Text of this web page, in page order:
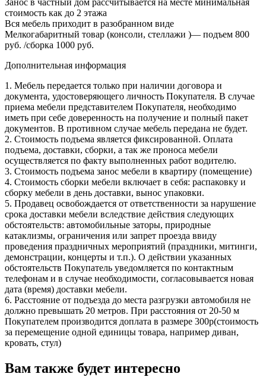
стоимость как до 2 этажа
Вся мебель приходит в разобранном виде
Мелкогабаритный товар (консоли, стеллажи )— подъем 800
руб. /сборка 1000 руб.
Дополнительная информация
1. Мебель передается только при наличии договора и
документа, удостоверяющего личность Покупателя. В случае
приема мебели представителем Покупателя, необходимо
иметь при себе доверенность на получение и полный пакет
документов. В противном случае мебель передана не будет.
2. Стоимость подъема является фиксированной. Оплата
подъема, доставки, сборки, а так же проноса мебели
осуществляется по факту выполненных работ водителю.
3. Стоимость подъема занос мебели в квартиру (помещение)
4. Стоимость сборки мебели включает в себя: распаковку и
сборку мебели в день доставки, вынос упаковки.
5. Продавец освобождается от ответственности за нарушение
срока доставки мебели вследствие действия следующих
обстоятельств: автомобильные заторы, природные
катаклизмы, ограничения или запрет проезда ввиду
проведения праздничных мероприятий (праздники, митинги,
демонстрации, концерты и т.п.). О действии указанных
обстоятельств Покупатель уведомляется по контактным
телефонам и в случае необходимости, согласовывается новая
дата (время) доставки мебели.
6. Расстояние от подъезда до места разгрузки автомобиля не
должно превышать 20 метров. При расстояния от 20-50 м
Покупателем производится доплата в размере 300р(стоимость
за перемещение одной единицы товара, например диван,
кровать, стул)
Вам также будет интересно